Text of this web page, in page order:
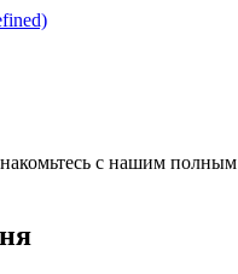
с нашим полным